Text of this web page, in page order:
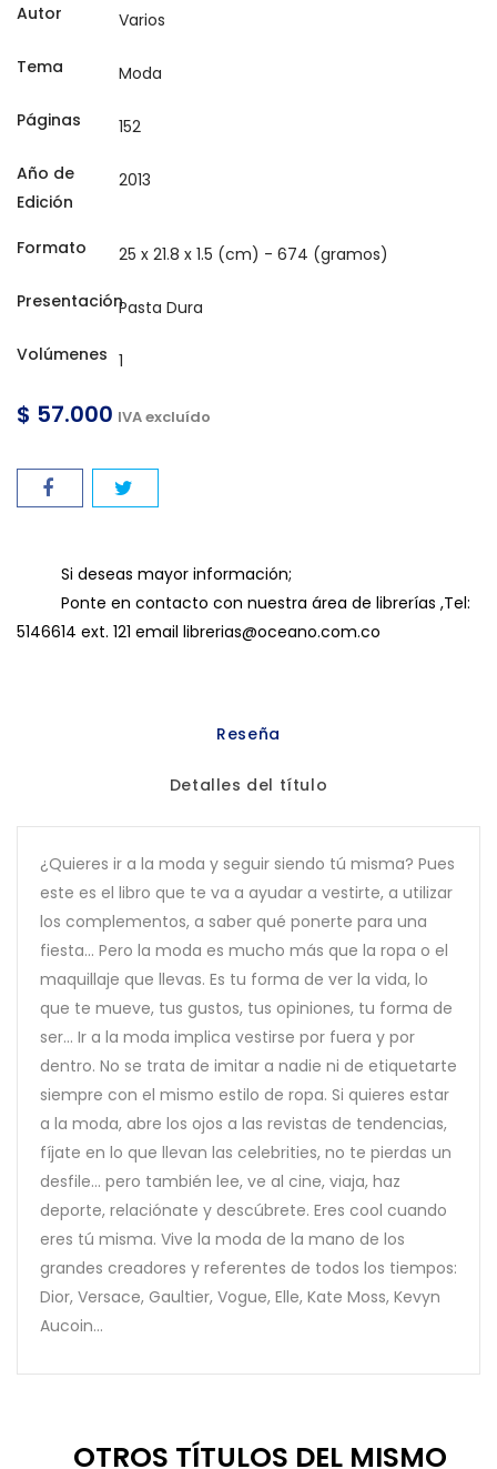
Autor
Tema
Páginas
Año de
Edición
Formato
Presentación
Volúmenes
$ 57.000 IVA excluído
Si deseas mayor información;
Ponte en contacto con nuestra área de librerías ,Tel:
5146614 ext. 121 email librerias@oceano.com.co
Reseña
Detalles del título
¿Quieres ir a la moda y seguir siendo tú misma? Pues
este es el libro que te va a ayudar a vestirte, a utilizar
los complementos, a saber qué ponerte para una
fiesta... Pero la moda es mucho más que la ropa o el
maquillaje que llevas. Es tu forma de ver la vida, lo
que te mueve, tus gustos, tus opiniones, tu forma de
ser... Ir a la moda implica vestirse por fuera y por
dentro. No se trata de imitar a nadie ni de etiquetarte
siempre con el mismo estilo de ropa. Si quieres estar
a la moda, abre los ojos a las revistas de tendencias,
fíjate en lo que llevan las celebrities, no te pierdas un
desfile... pero también lee, ve al cine, viaja, haz
deporte, relaciónate y descúbrete. Eres cool cuando
eres tú misma. Vive la moda de la mano de los
grandes creadores y referentes de todos los tiempos:
Dior, Versace, Gaultier, Vogue, Elle, Kate Moss, Kevyn
Aucoin...